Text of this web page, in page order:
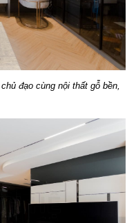
đạo cùng nội thất gỗ bền,